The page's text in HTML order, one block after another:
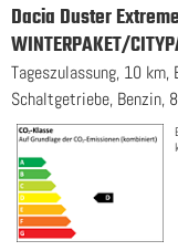
Dacia Duster
WINTERPAKET/
Tageszulassung, 10
Schaltgetriebe, Benzin,